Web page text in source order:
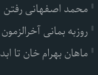
محمد اصفهانی رفتن
روزبه بمانی آخرالزمون
ماهان بهرام خان تا ابد